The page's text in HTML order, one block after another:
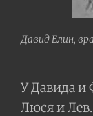
Давид Елин,
У Давида и
Люся и